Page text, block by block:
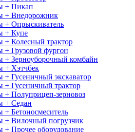
+ Пикап
+ Внедорожник
+ Опрыскиватель
+ Купе
+ Колесный трактор
+ Грузовой фургон
+ Зерноуборочный комбайн
+ Хэтчбек
+ Гусеничный экскаватор
+ Гусеничный трактор
+ Полуприцеп-зерновоз
+ Седан
+ Бетоносмеситель
+ Вилочный погрузчик
+ Прочее оборудование